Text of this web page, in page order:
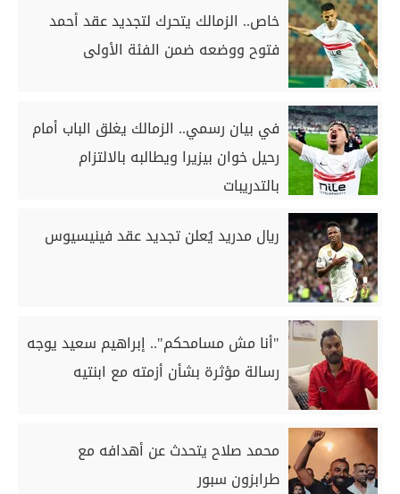
خاص.. الزمالك يتحرك لتجديد عقد أحمد
فتوح ووضعه ضمن الفئة الأولى
في بيان رسمي.. الزمالك يغلق الباب أمام
رحيل خوان بيزيرا ويطالبه بالالتزام
بالتدريبات
ريال مدريد يُعلن تجديد عقد فينيسيوس
"أنا مش مسامحكم".. إبراهيم سعيد يوجه
رسالة مؤثرة بشأن أزمته مع ابنتيه
محمد صلاح يتحدث عن أهدافه مع
طرابزون سبور